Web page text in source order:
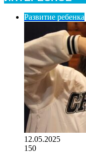
Развитие ребенка
12.05.2025
150